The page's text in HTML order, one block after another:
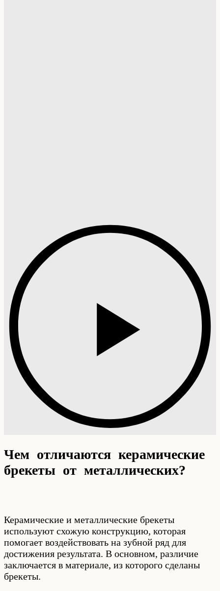
Чем отличаются керамические
брекеты от металлических?
Керамические и металлические брекеты
используют схожую конструкцию, которая
помогает воздействовать на зубной ряд для
достижения результата. В основном, различие
заключается в материале, из которого сделаны
брекеты.